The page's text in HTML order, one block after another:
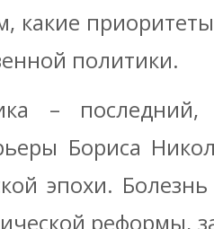
какие
политики.
– последний,
Бориса
эпохи.
реформы,